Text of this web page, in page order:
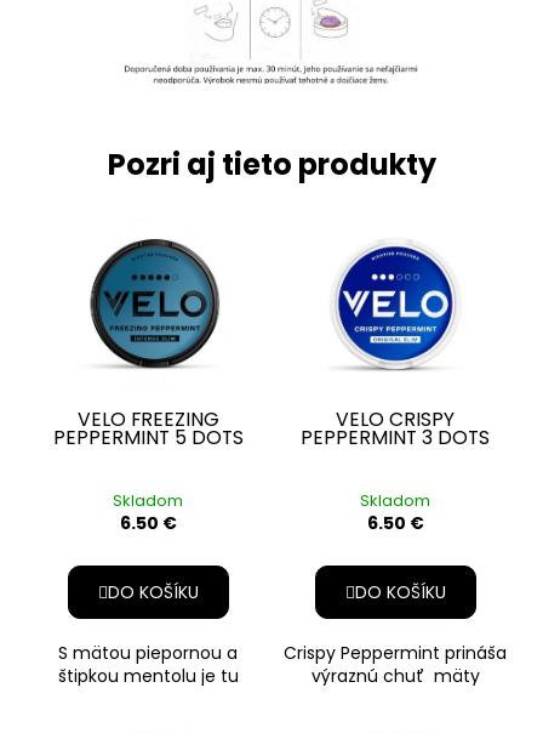
Pozri aj tieto produkty
VELO FREEZING
PEPPERMINT 5 DOTS
Skladom
6.50 €
DO KOŠÍKU
S mätou piepornou a
štipkou mentolu je tu
VELO CRISPY
PEPPERMINT 3 DOTS
Skladom
6.50 €
DO KOŠÍKU
Crispy Peppermint prináša
výraznú chuť mäty